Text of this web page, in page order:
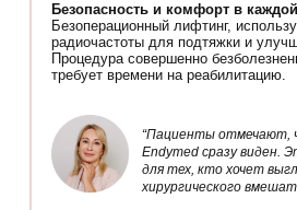
Безопасность и комфорт в
Безоперационный лифтинг,
радиочастоты для подтяжки и
Процедура совершенно
требует времени на реабилитацию.
“Пациенты
Endymed сразу виден.
для тех, кто хочет
хирургического